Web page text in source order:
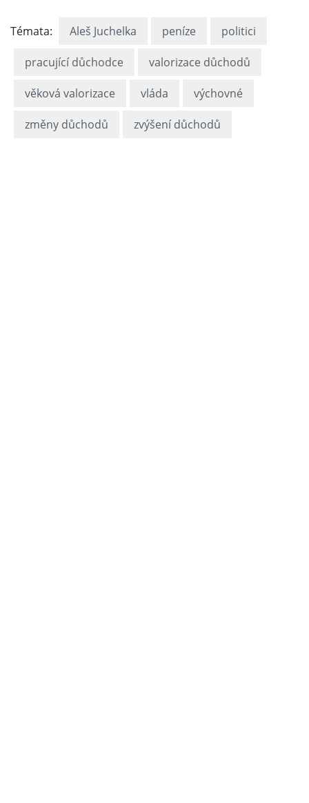
Témata: Aleš Juchelka peníze politici
pracující důchodce valorizace důchodů
věková valorizace vláda výchovné
změny důchodů zvýšení důchodů